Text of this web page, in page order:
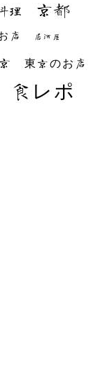
理 京都
店 居酒屋
東京のお店
食レポ